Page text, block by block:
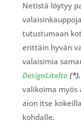
Netistä löytyy
tutustumaan
erittäin hyvän
valaisimia
DesignLitelta(*).
valikoima myös
aion itse
kohdalle.